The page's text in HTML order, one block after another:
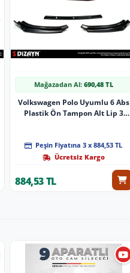
Mağazadan Al: 690,48 TL
Volkswagen Polo Uyumlu 6 Abs
Plastik Ön Tampon Alt Lip 3
Peşin Fiyatına 3 x 884,53 TL
Ücretsiz Kargo
884,53 TL